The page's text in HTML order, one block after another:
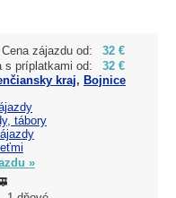
Cena zájazdu od:
32 €
s príplatkami od:
32 €
kraj, Bojnice
tábory
»